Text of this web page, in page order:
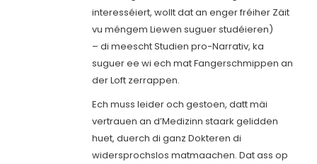
interesséiert, wollt dat an enger fréiher Zäit
vu méngem Liewen suguer studéieren)
– di meescht Studien pro-Narrativ, ka
suguer ee wi ech mat Fangerschmippen an
der Loft zerrappen.
Ech muss leider och gestoen, datt mäi
vertrauen an d’Medizinn staark gelidden
huet, duerch di ganz Dokteren di
widersprochslos matmaachen. Dat ass op